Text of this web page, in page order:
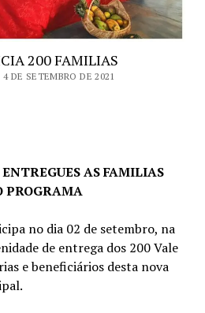
200 FAMILIAS
DE SETEMBRO DE 2021
AS FAMILIAS
PROGRAMA
no dia 02 de setembro, na
de entrega dos 200 Vale
e beneficiários desta nova